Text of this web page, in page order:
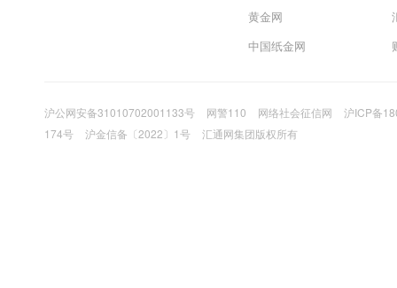
黄金网
中国纸金网
沪公网安备31010702001133号 网警110 网络社会征信网
沪ICP备
174号
沪金信备〔2022〕1号 汇通网集团版权所有